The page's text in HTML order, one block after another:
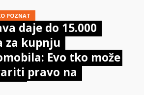
POZNAT
daje do 15.000
za kupnju
Evo tko može
pravo na